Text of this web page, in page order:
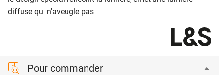
diffuse qui n'aveugle pas
Pour commander